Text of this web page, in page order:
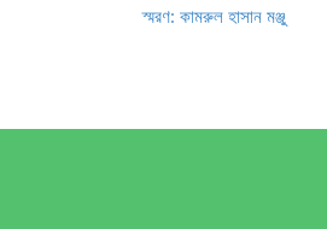
স্মরণ: কামরুল হাসান মঞ্জু